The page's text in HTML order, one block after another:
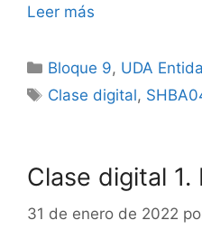
Leer más
Categorías
Bloque 9, UDA
Etiquetas
Clase digital,
Clase digital
31 de enero de 2022